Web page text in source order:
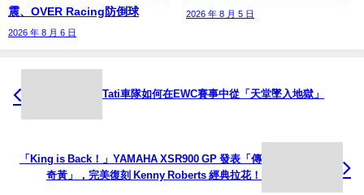
震、OVER Racing防倒球
2026 年 8 月 6 日
2026 年 8 月 5 日
Tati車隊如何在EWC賽事中從「天堂墜入地獄」
「King is Back！」YAMAHA XSR900 GP 發表「傳
奇黃」，完美復刻 Kenny Roberts 經典拉花！